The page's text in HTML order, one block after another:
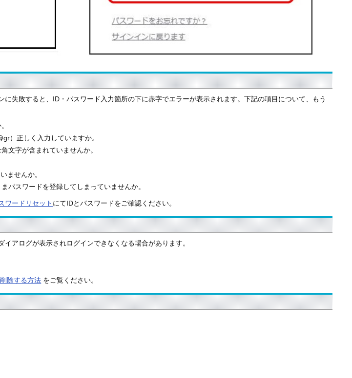
失敗すると、ID・パスワード入力箇所の下に赤字でエラーが表示されます。下記の項目について、もう
）正しく入力していますか。
文字が含まれていませんか。
ませんか。
パスワードを登録してしまっていませんか。
ワードリセット にてIDとパスワードをご確認ください。
アログが表示されログインできなくなる場合があります。
除する方法 をご覧ください。